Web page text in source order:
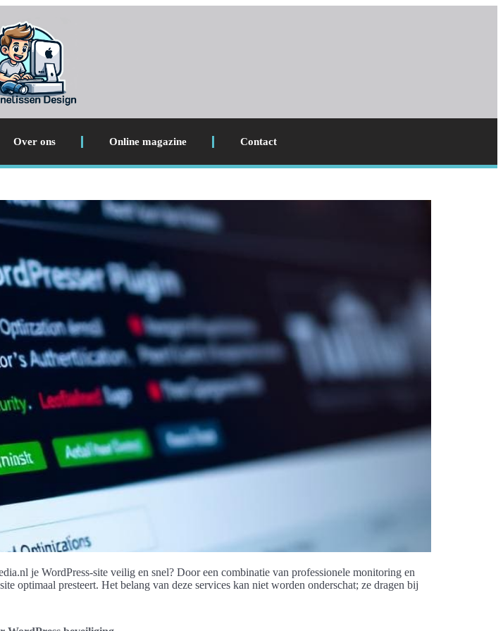
Over ons Online magazine Contact
je WordPress-site veilig en snel? Door een combinatie van professionele monitoring en
optimaal presteert. Het belang van deze services kan niet worden onderschat; ze dragen bij